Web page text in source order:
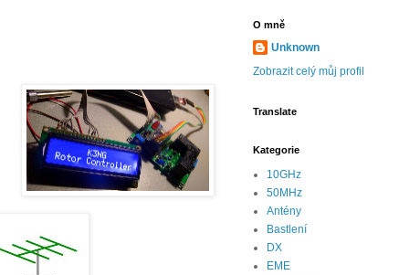
O mně
Unknown
Zobrazit celý můj profil
Translate
Kategorie
10GHz
50MHz
Antény
Bastlení
DX
EME